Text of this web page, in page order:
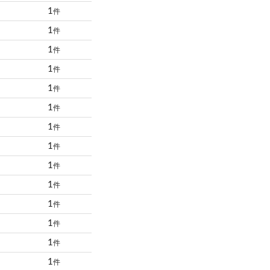
1件
1件
1件
1件
1件
1件
1件
1件
1件
1件
1件
1件
1件
1件